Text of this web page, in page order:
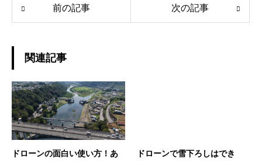
前の記事 次の記事
関連記事
ドローンの面白い使い方！あ
ドローンで雪下ろしはでき